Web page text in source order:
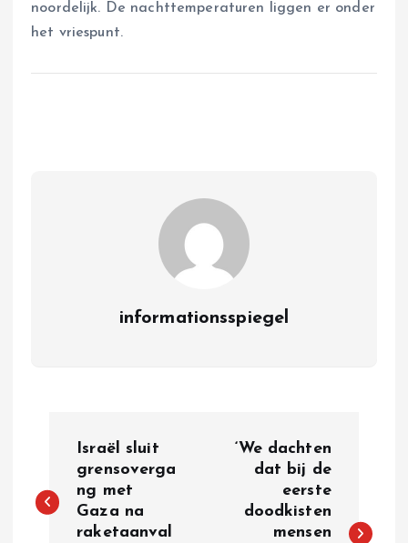
noordelijk. De nachttemperaturen liggen er onder
het vriespunt.
informationsspiegel
s
Israël sluit
grensoverga
ng met
Gaza na
raketaanval
‘We dachten
dat bij de
eerste
doodkisten
mensen